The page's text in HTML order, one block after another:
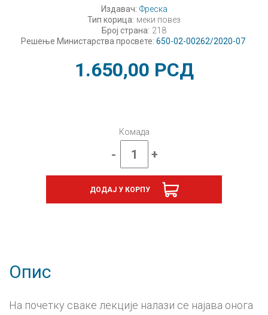
Издавач: Фреска
Тип корица: меки повез
Број страна: 218
Решење Министарства просвете: 650-02-00262/2020-07
1.650,00 РСД
Комада
-
Природа
4,
уџбеник
+
ДОДАЈ У КОРПУ
Опис
На почетку сваке лекције налази се најава онога